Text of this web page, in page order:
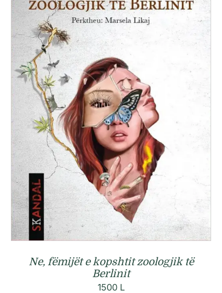
Ne, fëmijët e kopshtit zoologjik të
Berlinit
1500 L